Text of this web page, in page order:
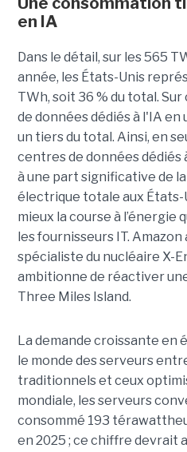
en IA
Dans le détail, sur les 565
année, les États-Unis
TWh, soit 36 ​​% du total.
de données dédiés à l'IA
un tiers du total. Ainsi, en
centres de données dédiés
à une part significative de
électrique totale aux États-
mieux la course à l’énergie
les fournisseurs IT. Amazon
spécialiste du nucléaire X-
ambitionne de réactiver
Three Miles Island.
La demande croissante en
le monde des serveurs
traditionnels et ceux
mondiale, les serveurs
consommé 193
en 2025 ; ce chiffre devrait